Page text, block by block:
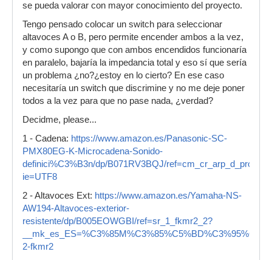
se pueda valorar con mayor conocimiento del proyecto.
Tengo pensado colocar un switch para seleccionar
altavoces A o B, pero permite encender ambos a la vez,
y como supongo que con ambos encendidos funcionaría
en paralelo, bajaría la impedancia total y eso sí que sería
un problema ¿no?¿estoy en lo cierto? En ese caso
necesitaría un switch que discrimine y no me deje poner
todos a la vez para que no pase nada, ¿verdad?
Decidme, please...
1 - Cadena: https://www.amazon.es/Panasonic-SC-
PMX80EG-K-Microcadena-Sonido-
definici%C3%B3n/dp/B071RV3BQJ/
ie=UTF8
2 - Altavoces Ext: https://www.amazon.es/Yamaha-NS-
AW194-Altavoces-exterior-
resistente/dp/B005EOWGBI/ref=sr_1_fkmr2_2?
2-fkmr2